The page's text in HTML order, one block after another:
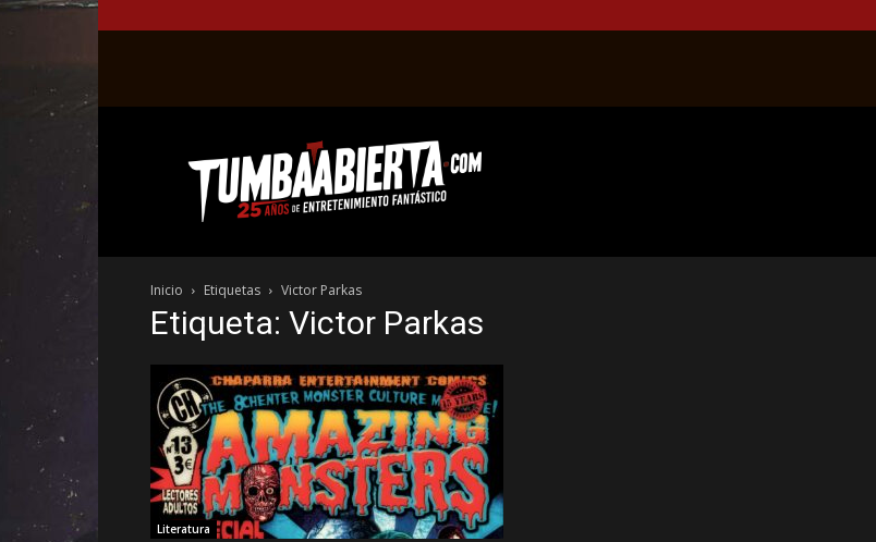
web
del
entretenimiento
el
género
fantástico.
Inicio Etiquetas Victor Parkas
Etiqueta: Victor Parkas
Literatura